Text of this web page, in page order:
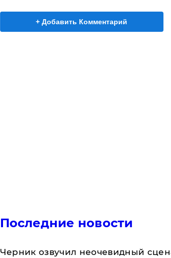
+ Добавить Комментарий
Последние новости
Черник озвучил неочевидный